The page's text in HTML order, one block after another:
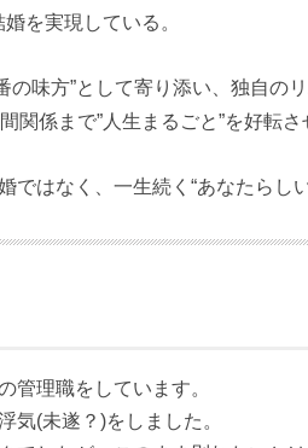
を実現している。
の味方”として寄り添い、独自の
係まで”人生まるごと”を好転さ
はなく、一生続く“あなたらしい
管理職をしています。
気(未遂？)をしました。